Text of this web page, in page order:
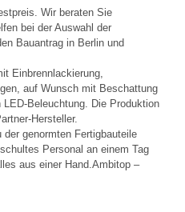
Wir beraten Sie
bei der Auswahl der
Bauantrag in Berlin und
Einbrennlackierung,
auf Wunsch mit Beschattung
Beleuchtung. Die Produktion
Hersteller.
genormten Fertigbauteile
Personal an einem Tag
aus einer Hand.Ambitop –